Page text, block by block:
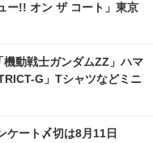
ー!! オン ザ コート」東京
機動戦士ガンダムZZ」ハマ
G」Tシャツなどミニ
ケート〆切は8月11日